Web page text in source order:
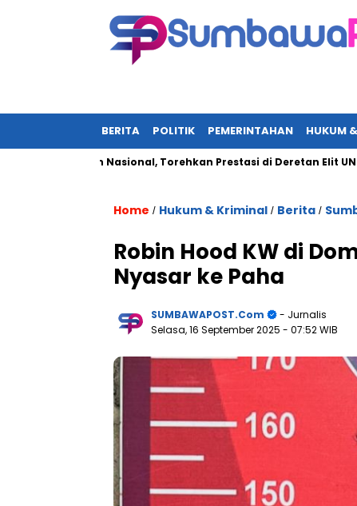
BERITA POLITIK PEMERINTAHAN HUKUM
Sorotan Nasional, Torehkan Prestasi di Deretan Elit UN-Polri
Home / Hukum & Kriminal / Berita /
Robin Hood KW di
Nyasar ke Paha
SUMBAWAPOST.com
- Jurnalis
Selasa, 16 September 2025 - 07:52 WIB